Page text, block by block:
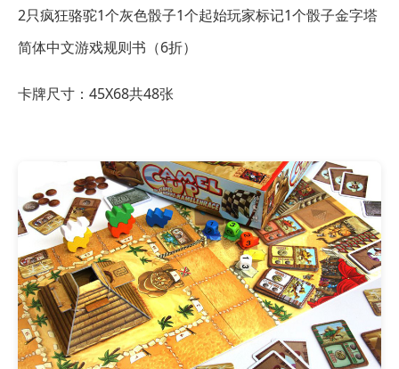
2只疯狂骆驼1个灰色骰子1个起始玩家标记1个骰子金字塔
简体中文游戏规则书（6折）
卡牌尺寸：45X68共48张